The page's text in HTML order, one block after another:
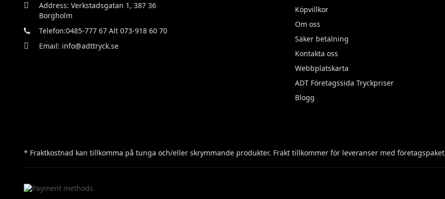
Address: Verkstadsgatan 1, 387 36
Borgholm
Telefon:0485-777 67 Alt 073-918 60 70
Email: info@adttryck.se
Köpvillkor
Om oss
Säker betalning
Kontakta oss
Webbplatskarta
ADT Företagssida Tryckpriser
Blogg
* Fraktkostnad kan tillkomma på tunga och/eller skrymmande produkter. Frakt tillkommer för leveranser med företagspaket